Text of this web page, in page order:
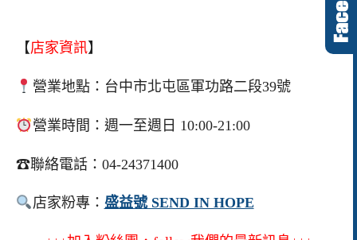
【店家資訊】
營業地點：台中市北屯區軍功路二段39號
營業時間：週一至週日 10:00-21:00
☎聯絡電話：04-24371400
店家粉專： 盛益號 SEND IN HOPE